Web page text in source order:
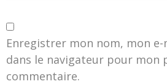
Enregistrer mon nom, mon
dans le navigateur pour mon
commentaire.